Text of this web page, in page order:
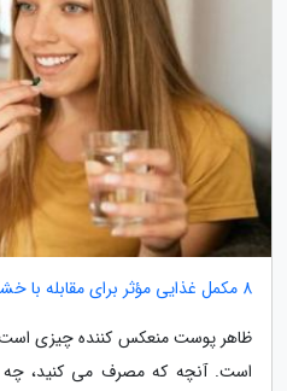
8 مکمل غذایی مؤثر برای مقابله با خشکی پوست
ظاهر پوست منعکس کننده چیزی
است. آنچه که مصرف می کنید، چه